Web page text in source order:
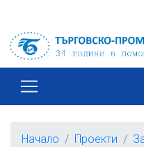
Начало Проекти